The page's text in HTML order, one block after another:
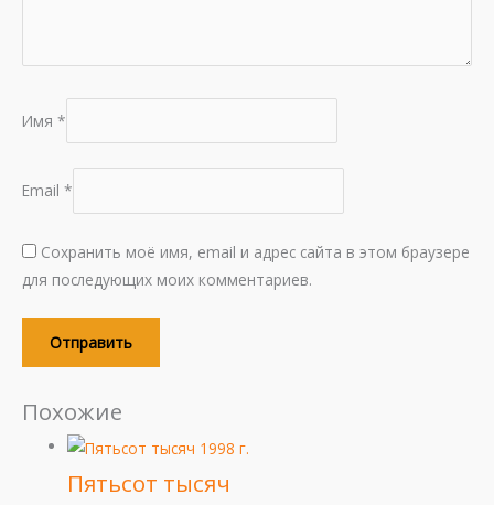
Имя *
Email *
Сохранить моё имя, email и адрес сайта в этом браузере
для последующих моих комментариев.
Похожие
Пятьсот тысяч